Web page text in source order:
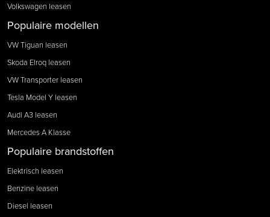
Volkswagen leasen
Populaire modellen
VW Tiguan leasen
Skoda Elroq leasen
VW Transporter leasen
Tesla Model Y leasen
Audi A3 leasen
Mercedes A Klasse
Populaire brandstoffen
Elektrisch leasen
Benzine leasen
Diesel leasen